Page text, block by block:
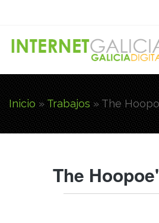
Usted está aquí
Inicio » Trabajos » The
The